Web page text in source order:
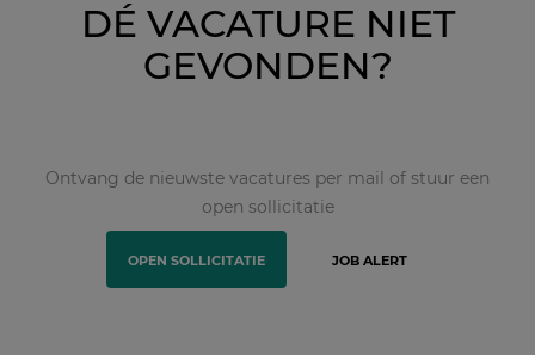
DÉ VACATURE NIET
GEVONDEN?
Ontvang de nieuwste vacatures per mail of stuur een
open sollicitatie
OPEN SOLLICITATIE JOB ALERT